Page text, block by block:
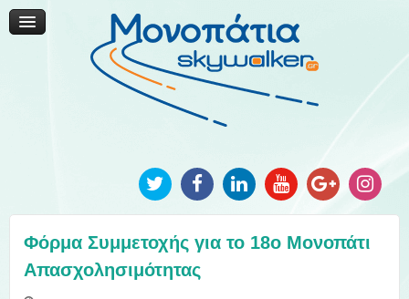
Μονοπάτια Καινοτομίας
Μονοπάτια Τοπικής Ανάπτυξης
Ανακοινώσεις
Φωτογραφίες
Φόρμα Συμμετοχής για το 18ο Μονοπάτι
Απασχολησιμότητας